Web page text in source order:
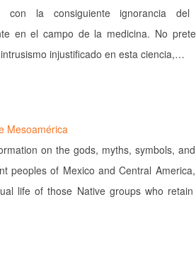
con la consiguiente ignorancia del
en el campo de la medicina. No
injustificado en esta ciencia,…
Mesoamérica
on the gods, myths, symbols,
peoples of Mexico and Central
life of those Native groups who